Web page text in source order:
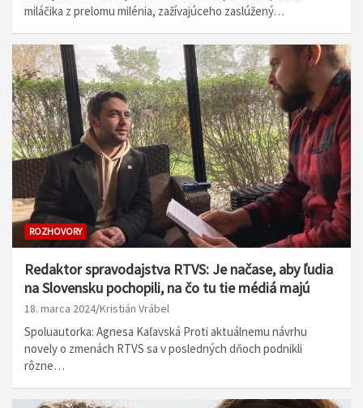
miláčika z prelomu milénia, zažívajúceho zaslúžený…
ROZHOVORY
Redaktor spravodajstva RTVS: Je načase, aby ľudia
na Slovensku pochopili, na čo tu tie médiá majú
18. marca 2024 Kristián Vrábel
Spoluautorka: Agnesa Kaľavská Proti aktuálnemu návrhu
novely o zmenách RTVS sa v posledných dňoch podnikli
rôzne…